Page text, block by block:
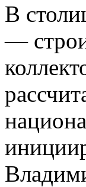
В
—